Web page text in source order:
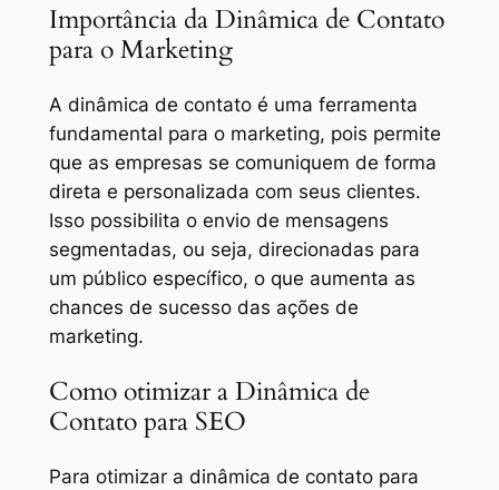
Importância da Dinâmica de Contato
para o Marketing
A dinâmica de contato é uma ferramenta
fundamental para o marketing, pois permite
que as empresas se comuniquem de forma
direta e personalizada com seus clientes.
Isso possibilita o envio de mensagens
segmentadas, ou seja, direcionadas para
um público específico, o que aumenta as
chances de sucesso das ações de
marketing.
Como otimizar a Dinâmica de
Contato para SEO
Para otimizar a dinâmica de contato para